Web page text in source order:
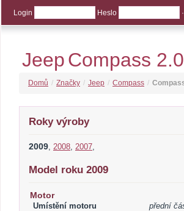
Login Heslo ·
JeepCompass
Domů / Značky / Jeep / Compass /
Roky výroby
2009, 2008, 2007,
Model roku 2009
Motor
Umístění motoru
přední